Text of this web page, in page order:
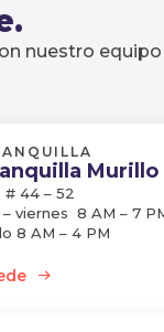
nuestro
Murillo
# 44 – 52
– viernes 8 AM – 7
8 AM – 4 PM